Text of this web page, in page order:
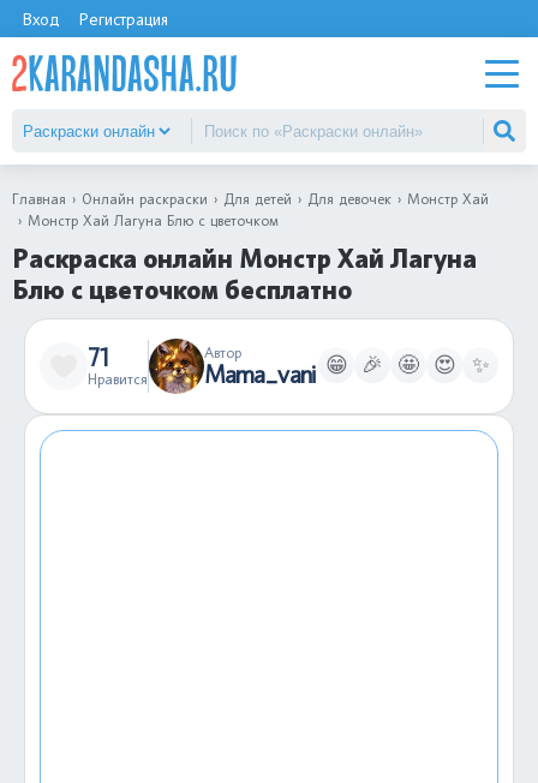
Вход Регистрация
Главная Онлайн раскраски Для детей Для девочек
Монстр Хай
Монстр Хай Лагуна Блю с цветочком
Раскраска онлайн Монстр Хай Лагуна
Блю с цветочком бесплатно
71
Нравится
Автор
Mama_vani 😁 🎉 🤩 😍 ✨